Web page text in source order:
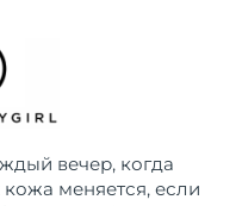
вечер, когда
меняется, если